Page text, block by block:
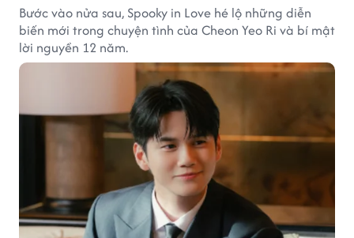
Bước vào nửa sau, Spooky in Love hé lộ những diễn
biến mới trong chuyện tình của Cheon Yeo Ri và bí mật
lời nguyền 12 năm.